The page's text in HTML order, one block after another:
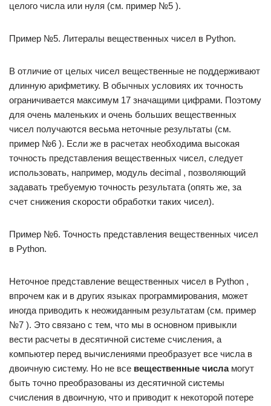
целого числа или нуля (см. пример №5 ).
Пример №5. Литералы вещественных чисел в Python.
В отличие от целых чисел вещественные не поддерживают
длинную арифметику. В обычных условиях их точность
ограничивается максимум 17 значащими цифрами. Поэтому
для очень маленьких и очень больших вещественных
чисел получаются весьма неточные результаты (см.
пример №6 ). Если же в расчетах необходима высокая
точность представления вещественных чисел, следует
использовать, например, модуль decimal , позволяющий
задавать требуемую точность результата (опять же, за
счет снижения скорости обработки таких чисел).
Пример №6. Точность представления вещественных чисел
в Python.
Неточное представление вещественных чисел в Python ,
впрочем как и в других языках программирования, может
иногда приводить к неожиданным результатам (см. пример
№7 ). Это связано с тем, что мы в основном привыкли
вести расчеты в десятичной системе счисления, а
компьютер перед вычислениями преобразует все числа в
двоичную систему. Но не все вещественные числамогут
быть точно преобразованы из десятичной системы
счисления в двоичную, что и приводит к некоторой потере